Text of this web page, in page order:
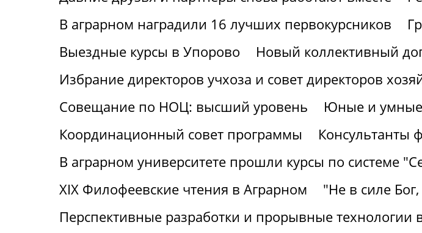
В аграрном наградили 16 лучших первокурсников
Выездные курсы в Упорово
Новый коллективный
Избрание директоров учхоза и совет директоров
Совещание по НОЦ: высший уровень
Юные и умные
Координационный совет программы
Консультанты
В аграрном университете прошли курсы по системе
XIX Филофеевские чтения в Аграрном
"Не в силе
Перспективные разработки и прорывные технологии